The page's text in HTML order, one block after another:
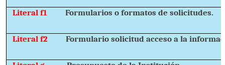
Literal f1Formularios o formatos de solicitudes.
Literal f2Formulario solicitud acceso a la